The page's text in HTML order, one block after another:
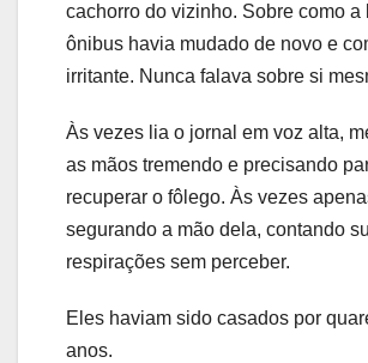
cachorro do vizinho. Sobre como a
ônibus havia mudado de novo e
irritante. Nunca falava sobre si
Às vezes lia o jornal em voz alta,
as mãos tremendo e precisando
recuperar o fôlego. Às vezes
segurando a mão dela, contando
respirações sem perceber.
Eles haviam sido casados por
anos.